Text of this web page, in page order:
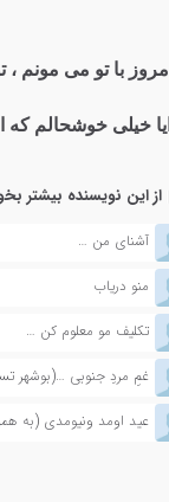
امروز با تو می
خیلی خوشحالم که
از این نویسنده بیشتر
آشنای من …
منو دریاب
تکلیف مو معلوم کن …
غمِ مردِ جنوبی …(بوشهر
عید اومد ونیومدی (به